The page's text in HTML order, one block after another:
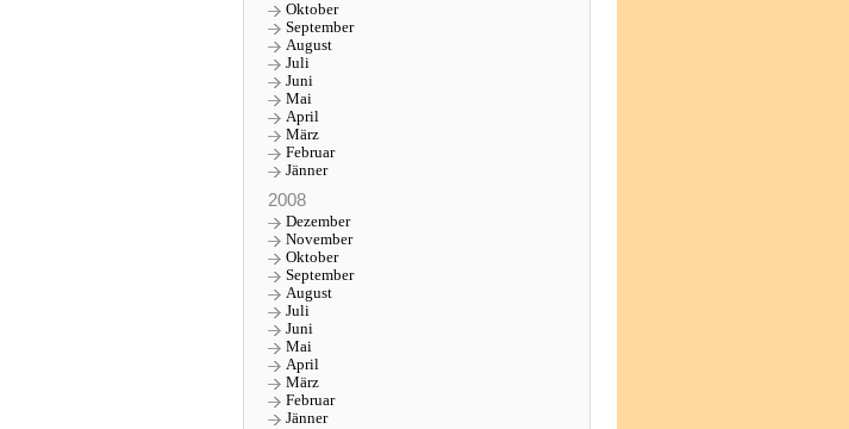
Oktober
September
August
Juli
Juni
Mai
April
März
Februar
Jänner
2008
Dezember
November
Oktober
September
August
Juli
Juni
Mai
April
März
Februar
Jänner